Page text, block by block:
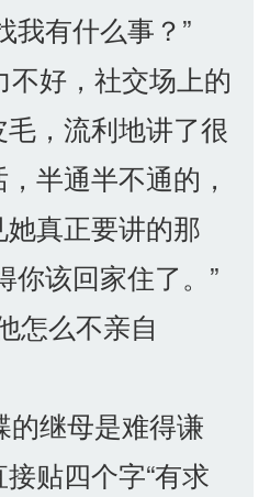
我有什么事？”
好，社交场上的
，流利地讲了很
半通半不通的，
真正要讲的那
你该回家住了。”
怎么不亲自
继母是难得谦
贴四个字“有求